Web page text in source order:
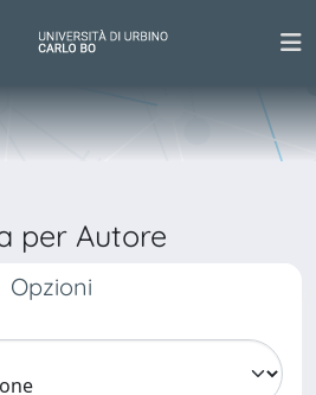
per Autore
Opzioni